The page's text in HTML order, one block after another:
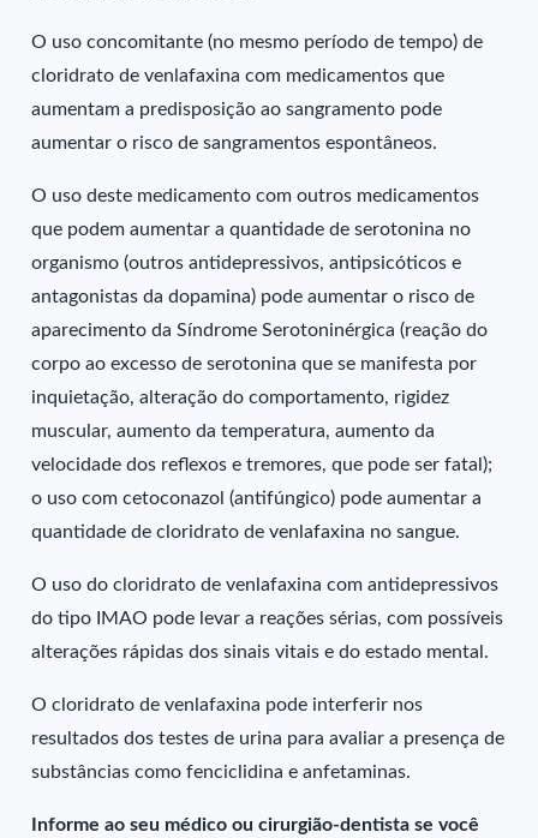
O uso concomitante (no mesmo período de tempo) de
cloridrato de venlafaxina com medicamentos que
aumentam a predisposição ao sangramento pode
aumentar o risco de sangramentos espontâneos.
O uso deste medicamento com outros medicamentos
que podem aumentar a quantidade de serotonina no
organismo (outros antidepressivos, antipsicóticos e
antagonistas da dopamina) pode aumentar o risco de
aparecimento da Síndrome Serotoninérgica (reação do
corpo ao excesso de serotonina que se manifesta por
inquietação, alteração do comportamento, rigidez
muscular, aumento da temperatura, aumento da
velocidade dos reflexos e tremores, que pode ser fatal);
o uso com cetoconazol (antifúngico) pode aumentar a
quantidade de cloridrato de venlafaxina no sangue.
O uso do cloridrato de venlafaxina com antidepressivos
do tipo IMAO pode levar a reações sérias, com possíveis
alterações rápidas dos sinais vitais e do estado mental.
O cloridrato de venlafaxina pode interferir nos
resultados dos testes de urina para avaliar a presença de
substâncias como fenciclidina e anfetaminas.
Informe ao seu médico ou cirurgião-dentista se você